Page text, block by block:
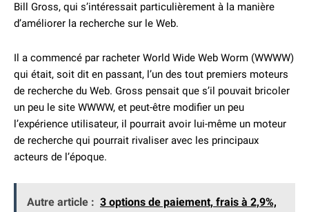
Bill Gross, qui s’intéressait particulièrement à la manière
d’améliorer la recherche sur le Web.
Il a commencé par racheter World Wide Web Worm (WWWW)
qui était, soit dit en passant, l’un des tout premiers moteurs
de recherche du Web. Gross pensait que s’il pouvait bricoler
un peu le site WWWW, et peut-être modifier un peu
l’expérience utilisateur, il pourrait avoir lui-même un moteur
de recherche qui pourrait rivaliser avec les principaux
acteurs de l’époque.
Autre article : 3 options de paiement, frais à 2,9%,